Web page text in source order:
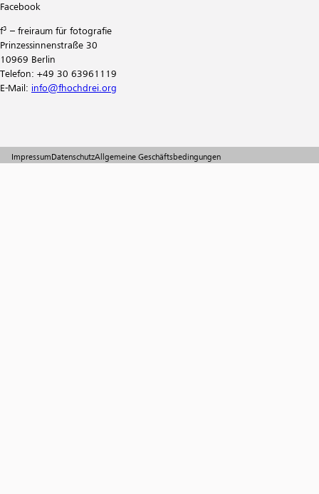
Facebook
f³ – freiraum für fotografie
Prinzessinnenstraße 30
10969 Berlin
Telefon: +49 30 63961119
E-Mail: info@fhochdrei.org
ImpressumDatenschutzAllgemeine Geschäftsbedingungen